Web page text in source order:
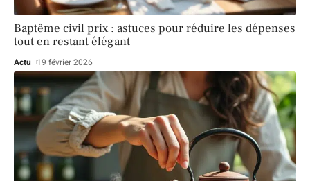
Baptême civil prix : astuces pour réduire les dépenses
tout en restant élégant
Actu 19 février 2026